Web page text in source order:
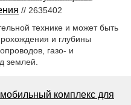
// 2635402
технике и может быть
и глубины
газо- и
землей.
комплекс для